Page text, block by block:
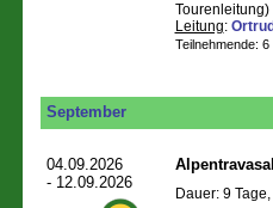
Tourenleitung)
Leitung:
Teilnehmende:
September
04.09.2026
- 12.09.2026
Dauer: 9